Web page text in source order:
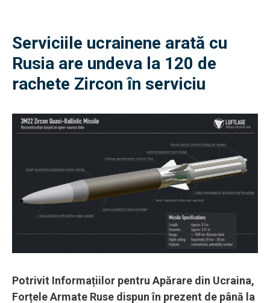
Serviciile ucrainene arată cu
Rusia are undeva la 120 de
rachete Zircon în serviciu
Potrivit Informațiilor pentru Apărare din Ucraina,
Forțele Armate Ruse dispun în prezent de până la